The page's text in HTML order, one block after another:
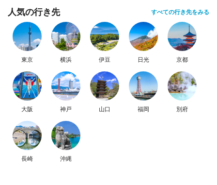
人気の行き先 すべての行き先をみる
東京 横浜 伊豆 日光 京都
大阪 神戸 山口 福岡 別府
長崎 沖縄